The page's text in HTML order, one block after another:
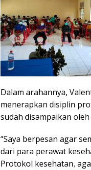
Dalam arahannya,
menerapkan disiplin
sudah disampaikan
“Saya berpesan agar
dari para perawat
Protokol kesehatan,